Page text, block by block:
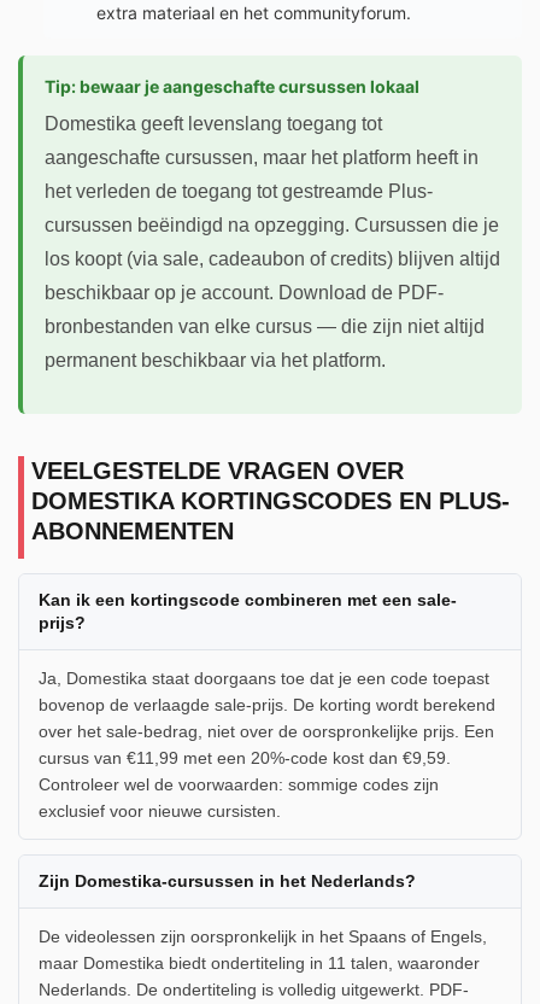
extra materiaal en het communityforum.
Tip: bewaar je aangeschafte cursussen lokaal
Domestika geeft levenslang toegang tot
aangeschafte cursussen, maar het platform heeft in
het verleden de toegang tot gestreamde Plus-
cursussen beëindigd na opzegging. Cursussen die je
los koopt (via sale, cadeaubon of credits) blijven altijd
beschikbaar op je account. Download de PDF-
bronbestanden van elke cursus — die zijn niet altijd
permanent beschikbaar via het platform.
VEELGESTELDE VRAGEN OVER
DOMESTIKA KORTINGSCODES EN PLUS-
ABONNEMENTEN
Kan ik een kortingscode combineren met een sale-
prijs?
Ja, Domestika staat doorgaans toe dat je een code toepast
bovenop de verlaagde sale-prijs. De korting wordt berekend
over het sale-bedrag, niet over de oorspronkelijke prijs. Een
cursus van €11,99 met een 20%-code kost dan €9,59.
Controleer wel de voorwaarden: sommige codes zijn
exclusief voor nieuwe cursisten.
Zijn Domestika-cursussen in het Nederlands?
De videolessen zijn oorspronkelijk in het Spaans of Engels,
maar Domestika biedt ondertiteling in 11 talen, waaronder
Nederlands. De ondertiteling is volledig uitgewerkt. PDF-